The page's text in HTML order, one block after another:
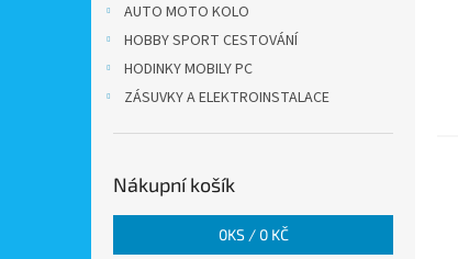
AUTO MOTO KOLO
HOBBY SPORT CESTOVÁNÍ
HODINKY MOBILY PC
ZÁSUVKY A ELEKTROINSTALACE
Nákupní košík
0KS / 0 KČ